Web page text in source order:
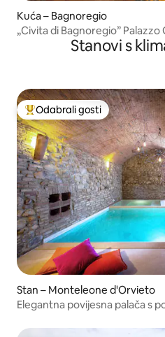
Kuća – Bagnoregio
„Civita di Bagnoregio” Palazzo
Stanovi s
Među najviše rangiranima s
Odabrali gosti
Stan – Monteleone d'Orvieto
Elegantna povijesna palača s